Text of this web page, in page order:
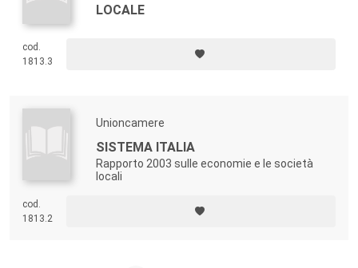
LOCALE
cod.
1813.3
Unioncamere
SISTEMA ITALIA
Rapporto 2003 sulle economie e le società
locali
cod.
1813.2